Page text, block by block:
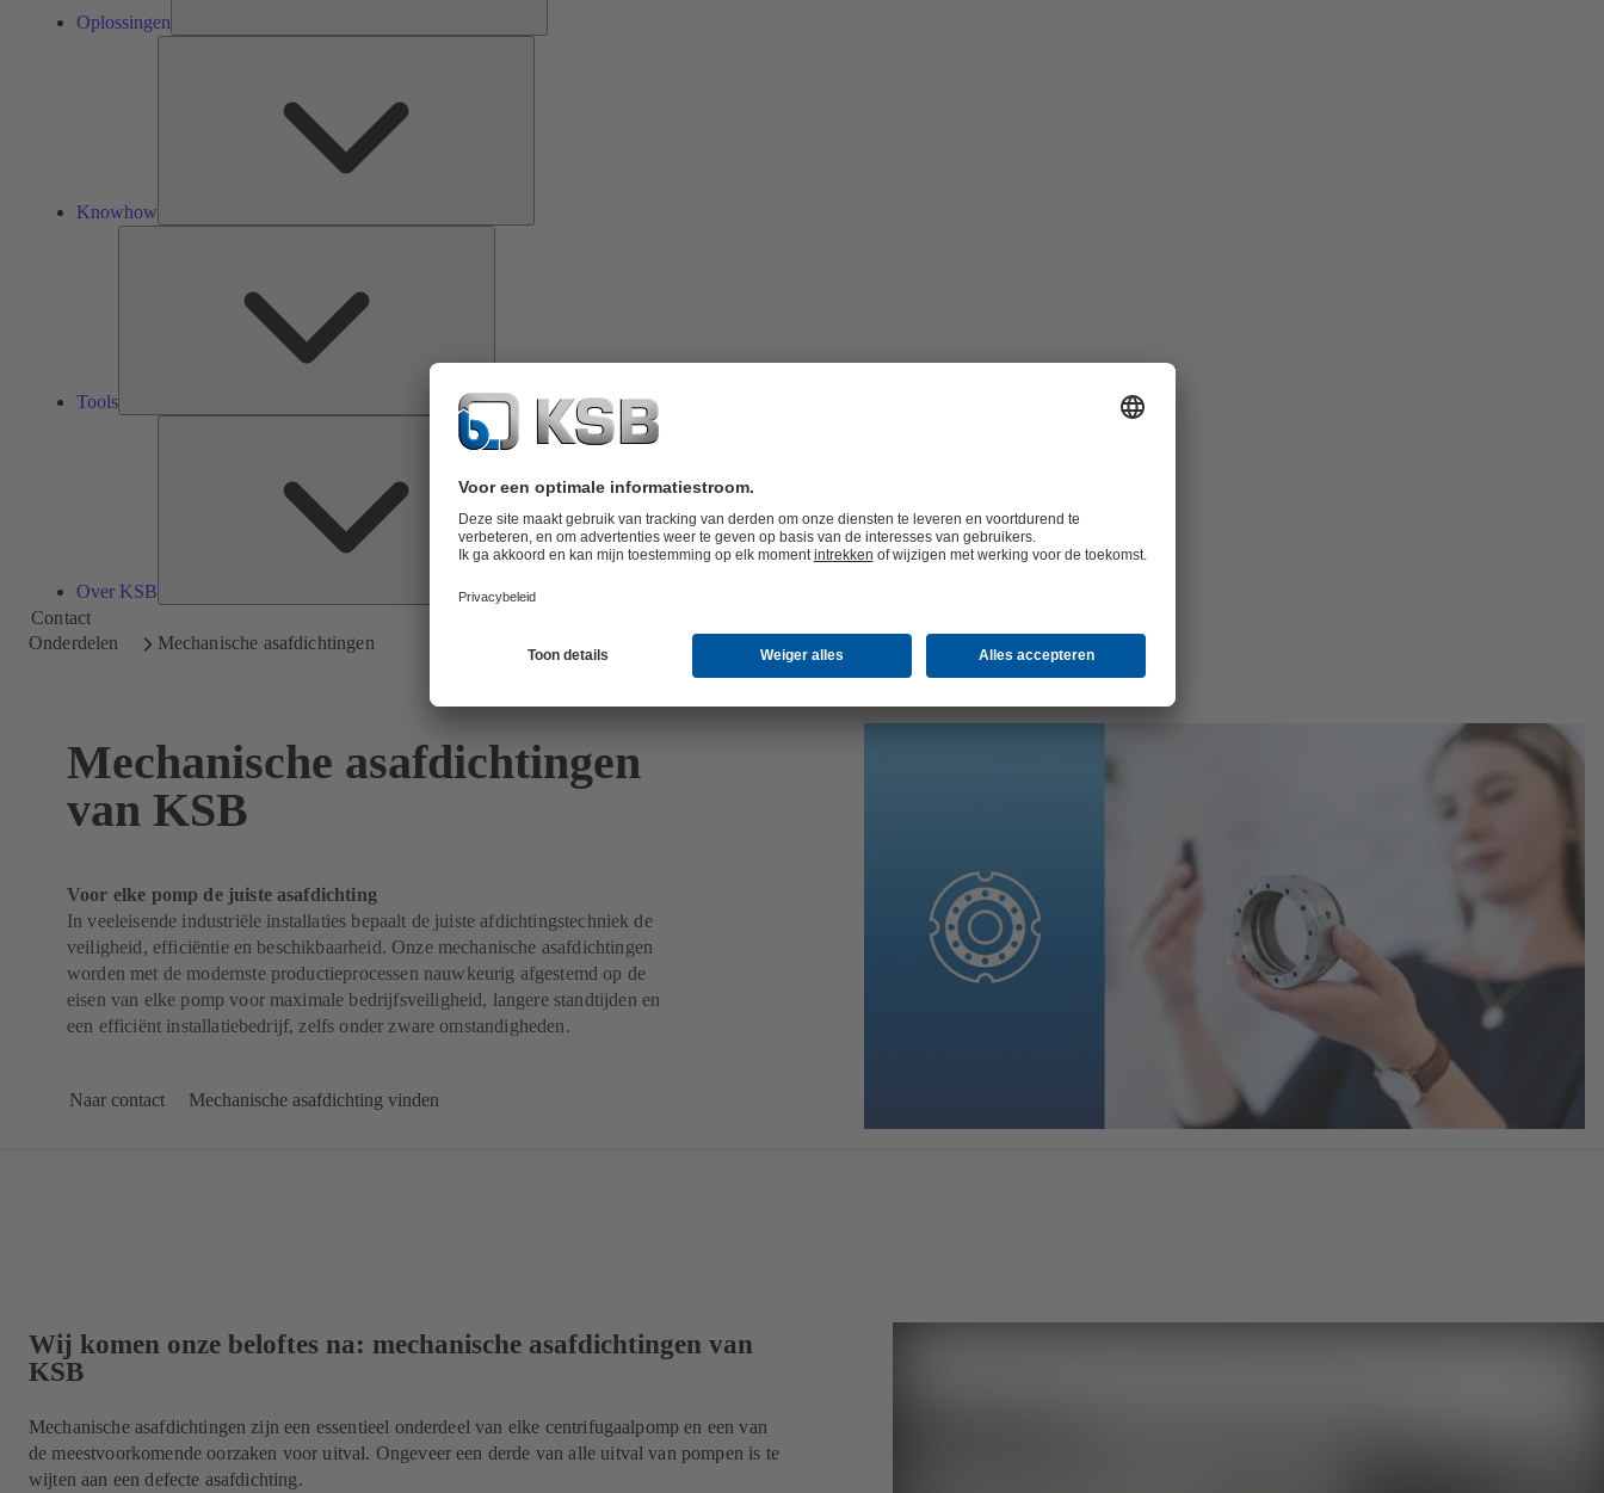
Oplossingen
Knowhow
Tools
Over KSB
Over
KSB
Contact
Onderdelen
Mechanische asafdichtingen
Mechanische asafdichtingen
van KSB
Voor elke pomp de juiste asafdichting
In veeleisende industriële installaties bepaalt de juiste afdichtingstechniek de
veiligheid, efficiëntie en beschikbaarheid. Onze mechanische asafdichtingen
worden met de modernste productieprocessen nauwkeurig afgestemd op de
eisen van elke pomp voor maximale bedrijfsveiligheid, langere standtijden en
een efficiënt installatiebedrijf, zelfs onder zware omstandigheden.
Naar contact Mechanische asafdichting vinden
Wij komen onze beloftes na: mechanische asafdichtingen van
KSB
Mechanische asafdichtingen zijn een essentieel onderdeel van elke centrifugaalpomp en een van
de meestvoorkomende oorzaken voor uitval. Ongeveer een derde van alle uitval van pompen is te
wijten aan een defecte asafdichting.